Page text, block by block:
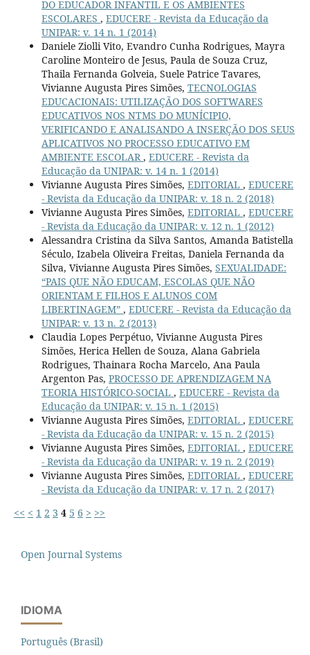
DO EDUCADOR INFANTIL E OS AMBIENTES
ESCOLARES , EDUCERE - Revista da Educação da
UNIPAR: v. 14 n. 1 (2014)
Daniele Ziolli Vito, Evandro Cunha Rodrigues, Mayra
Caroline Monteiro de Jesus, Paula de Souza Cruz,
Thaila Fernanda Golveia, Suele Patrice Tavares,
Vivianne Augusta Pires Simões, TECNOLOGIAS
EDUCACIONAIS: UTILIZAÇÃO DOS SOFTWARES
EDUCATIVOS NOS NTMS DO MUNÍCIPIO,
VERIFICANDO E ANALISANDO A INSERÇÃO DOS SEUS
APLICATIVOS NO PROCESSO EDUCATIVO EM
AMBIENTE ESCOLAR, EDUCERE - Revista da
Educação da UNIPAR: v. 14 n. 1 (2014)
Vivianne Augusta Pires Simões, EDITORIAL , EDUCERE
- Revista da Educação da UNIPAR: v. 18 n. 2 (2018)
Vivianne Augusta Pires Simões, EDITORIAL , EDUCERE
- Revista da Educação da UNIPAR: v. 12 n. 1 (2012)
Alessandra Cristina da Silva Santos, Amanda Batistella
Século, Izabela Oliveira Freitas, Daniela Fernanda da
Silva, Vivianne Augusta Pires Simões, SEXUALIDADE:
“PAIS QUE NÃO EDUCAM, ESCOLAS QUE NÃO
ORIENTAM E FILHOS E ALUNOS COM
LIBERTINAGEM” , EDUCERE - Revista da Educação da
UNIPAR: v. 13 n. 2 (2013)
Claudia Lopes Perpétuo, Vivianne Augusta Pires
Simões, Herica Hellen de Souza, Alana Gabriela
Rodrigues, Thainara Rocha Marcelo, Ana Paula
Argenton Pas, PROCESSO DE APRENDIZAGEM NA
TEORIA HISTÓRICO-SOCIAL , EDUCERE - Revista da
Educação da UNIPAR: v. 15 n. 1 (2015)
Vivianne Augusta Pires Simões, EDITORIAL , EDUCERE
- Revista da Educação da UNIPAR: v. 15 n. 2 (2015)
Vivianne Augusta Pires Simões, EDITORIAL , EDUCERE
- Revista da Educação da UNIPAR: v. 19 n. 2 (2019)
Vivianne Augusta Pires Simões, EDITORIAL , EDUCERE
- Revista da Educação da UNIPAR: v. 17 n. 2 (2017)
<< < 1 2 3 4 5 6 > >>
Open Journal Systems
IDIOMA
Português (Brasil)